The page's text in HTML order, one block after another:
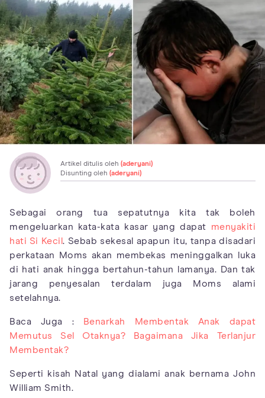
Artikel ditulis oleh (aderyani)
Disunting oleh (aderyani)
Sebagai orang tua sepatutnya kita tak boleh
mengeluarkan kata-kata kasar yang dapat menyakiti
hati Si Kecil. Sebab sekesal apapun itu, tanpa disadari
perkataan Moms akan membekas meninggalkan luka
di hati anak hingga bertahun-tahun lamanya. Dan tak
jarang penyesalan terdalam juga Moms alami
setelahnya.
Baca Juga : Benarkah Membentak Anak dapat
Memutus Sel Otaknya? Bagaimana Jika Terlanjur
Membentak?
Seperti kisah Natal yang dialami anak bernama John
William Smith.